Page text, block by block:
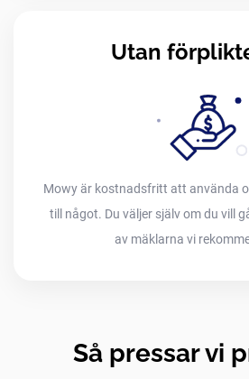
Utan
Mowy är kostnadsfritt att använda
till något. Du väljer själv om du vill
av mäklarna vi
Så pressar vi